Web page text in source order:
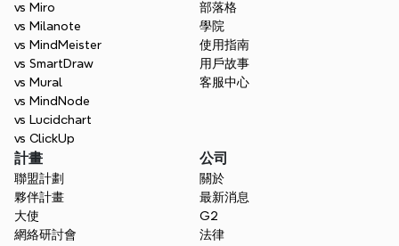
vs Miro
vs Milanote
vs MindMeister
vs SmartDraw
vs Mural
vs MindNode
vs Lucidchart
vs ClickUp
部落格
學院
使用指南
用戶故事
客服中心
計畫
聯盟計劃
夥伴計畫
大使
網絡研討會
公司
關於
最新消息
G2
法律